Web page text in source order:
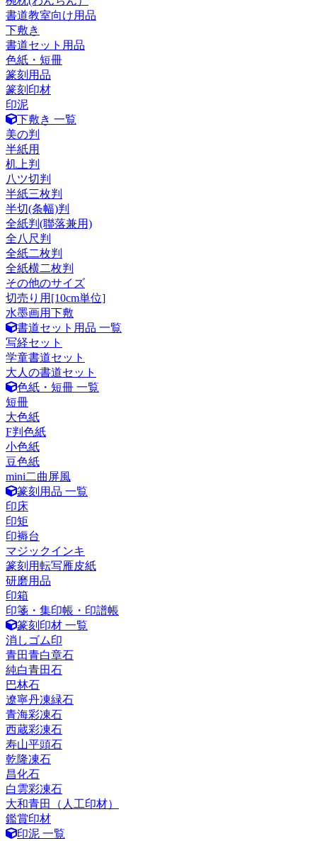
書道教室向け用品
下敷き
書道セット用品
色紙・短冊
篆刻用品
篆刻印材
印泥
下敷き 一覧
美の判
半紙用
机上判
八ツ切判
半紙三枚判
半切(条幅)判
全紙判(聯落兼用)
全八尺判
全紙二枚判
全紙横二枚判
その他のサイズ
切売り用[10cm単位]
水墨画用下敷
書道セット用品 一覧
写経セット
学童書道セット
大人の書道セット
色紙・短冊 一覧
短冊
大色紙
F判色紙
小色紙
豆色紙
mini二曲屏風
篆刻用品 一覧
印床
印矩
印褥台
マジックインキ
篆刻用転写雁皮紙
研磨用品
印箱
印箋・集印帳・印譜帳
篆刻印材 一覧
消しゴム印
青田青白章石
純白青田石
巴林石
遼寧丹凍緑石
青海彩凍石
西蔵彩凍石
寿山平頭石
乾隆凍石
昌化石
白雲彩凍石
大和青田（人工印材）
鑑賞印材
印泥 一覧